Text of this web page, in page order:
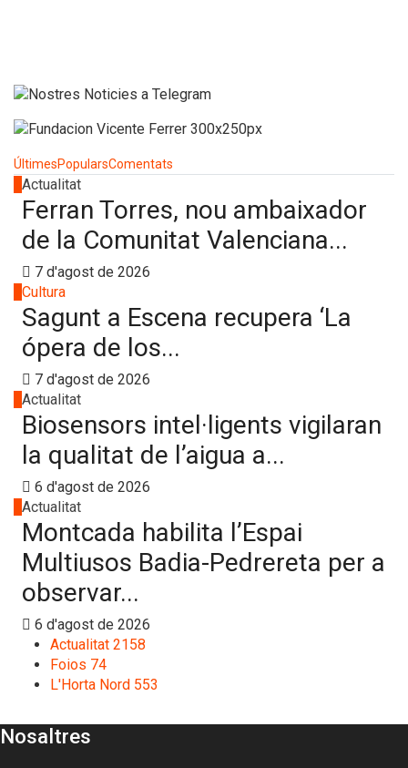
ÚltimesPopularsComentats
Actualitat
Ferran Torres, nou ambaixador
de la Comunitat Valenciana...
7 d'agost de 2026
Cultura
Sagunt a Escena recupera ‘La
ópera de los...
7 d'agost de 2026
Actualitat
Biosensors intel·ligents vigilaran
la qualitat de l’aigua a...
6 d'agost de 2026
Actualitat
Montcada habilita l’Espai
Multiusos Badia-Pedrereta per a
observar...
6 d'agost de 2026
Actualitat 2158
Foios 74
L'Horta Nord 553
Nosaltres